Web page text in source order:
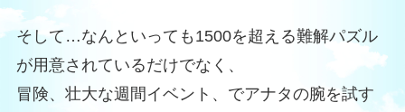
そして…なんといっても1500を超える難解パズル
が用意されているだけでなく、
冒険、壮大な週間イベント、でアナタの腕を試す